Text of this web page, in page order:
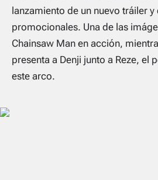
lanzamiento de un nuevo tráiler
promocionales. Una de las
Chainsaw Man en acción,
presenta a Denji junto a Reze, el
este arco.